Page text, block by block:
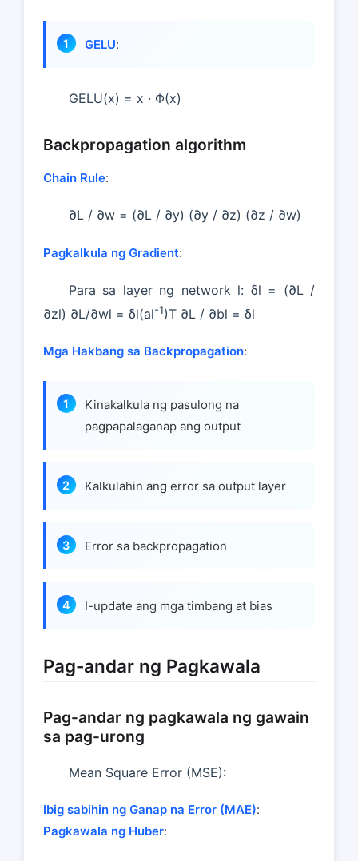
GELU:
GELU(x) = x · Φ(x)
Backpropagation algorithm
Chain Rule:
∂L / ∂w = (∂L / ∂y) (∂y / ∂z) (∂z / ∂w)
Pagkalkula ng Gradient:
Para sa layer ng network l: δl = (∂L /
∂zl) ∂L/∂wl = δl(al-1)T ∂L / ∂bl = δl
Mga Hakbang sa Backpropagation:
Kinakalkula ng pasulong na
pagpapalaganap ang output
Kalkulahin ang error sa output layer
Error sa backpropagation
I-update ang mga timbang at bias
Pag-andar ng Pagkawala
Pag-andar ng pagkawala ng gawain
sa pag-urong
Mean Square Error (MSE):
Ibig sabihin ng Ganap na Error (MAE):
Pagkawala ng Huber: